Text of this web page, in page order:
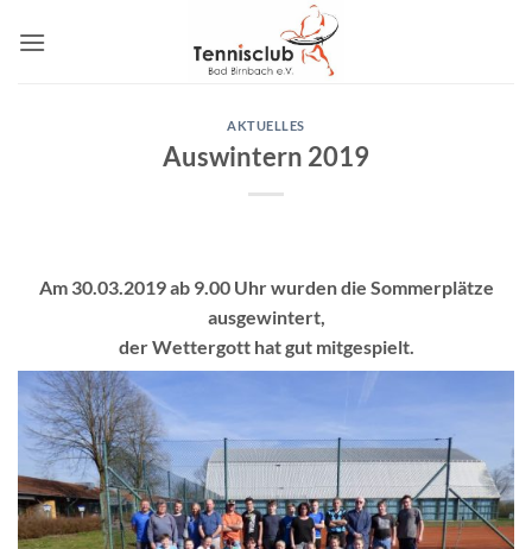
Inhalt
AKTUELLES
Auswintern 2019
Am 30.03.2019 ab 9.00 Uhr wurden die Sommerplätze
ausgewintert,
der Wettergott hat gut mitgespielt.